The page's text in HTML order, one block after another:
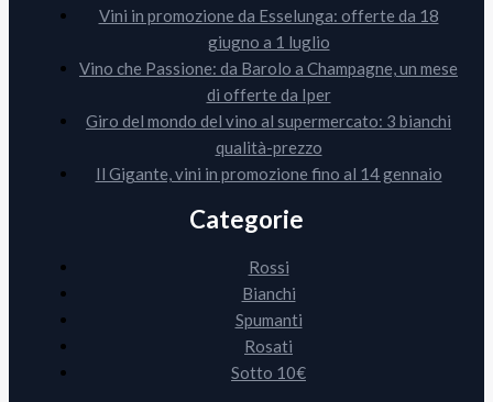
Vini in promozione da Esselunga: offerte da 18
giugno a 1 luglio
Vino che Passione: da Barolo a Champagne, un mese
di offerte da Iper
Giro del mondo del vino al supermercato: 3 bianchi
qualità-prezzo
Il Gigante, vini in promozione fino al 14 gennaio
Categorie
Rossi
Bianchi
Spumanti
Rosati
Sotto 10€